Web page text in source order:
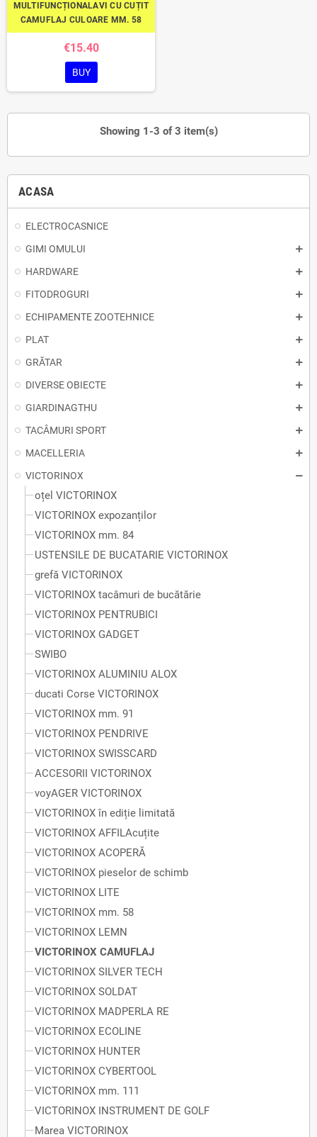
ACASA
ELECTROCASNICE
GIMI OMULUI
HARDWARE
FITODROGURI
ECHIPAMENTE ZOOTEHNICE
PLAT
GRĂTAR
DIVERSE OBIECTE
GIARDINAGTHU
TACÂMURI SPORT
MACELLERIA
VICTORINOX
oțel VICTORINOX
VICTORINOX expozanților
VICTORINOX mm. 84
USTENSILE DE BUCATARIE VICTORINOX
grefă VICTORINOX
VICTORINOX tacâmuri de bucătărie
VICTORINOX PENTRUBICI
VICTORINOX GADGET
SWIBO
VICTORINOX ALUMINIU ALOX
ducati Corse VICTORINOX
VICTORINOX mm. 91
VICTORINOX PENDRIVE
VICTORINOX SWISSCARD
ACCESORII VICTORINOX
voyAGER VICTORINOX
VICTORINOX în ediție limitată
VICTORINOX AFFILAcuțite
VICTORINOX ACOPERĂ
VICTORINOX pieselor de schimb
VICTORINOX LITE
VICTORINOX mm. 58
VICTORINOX LEMN
VICTORINOX CAMUFLAJ
VICTORINOX SILVER TECH
VICTORINOX SOLDAT
VICTORINOX MADPERLA RE
VICTORINOX ECOLINE
VICTORINOX HUNTER
VICTORINOX CYBERTOOL
VICTORINOX mm. 111
VICTORINOX INSTRUMENT DE GOLF
Marea VICTORINOX
MULTIFUNCȚIONALAVI CU CUȚIT
CAMUFLAJ CULOARE MM. 58
€15.40
BUY
Showing 1-3 of 3 item(s)